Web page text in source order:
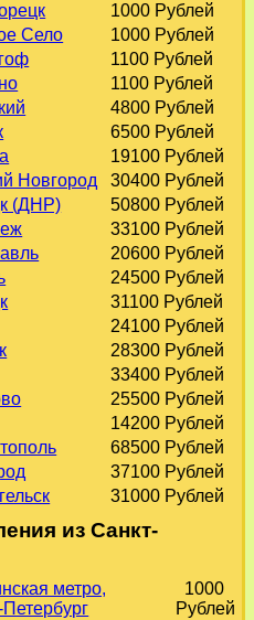
1000 Рублей
Село
1000 Рублей
1100 Рублей
1100 Рублей
4800 Рублей
6500 Рублей
19100 Рублей
Новгород
30400 Рублей
(ДНР)
50800 Рублей
33100 Рублей
20600 Рублей
24500 Рублей
31100 Рублей
24100 Рублей
28300 Рублей
33400 Рублей
25500 Рублей
14200 Рублей
68500 Рублей
37100 Рублей
31000 Рублей
из Санкт-
метро,
1000
Рублей